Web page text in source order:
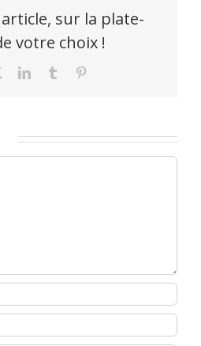
sur la plate-
votre choix !
LinkedInTumblr